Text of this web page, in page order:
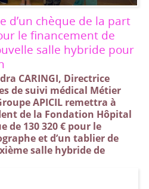
d’un chèque de la part
le financement de
salle hybride pour
CARINGI, Directrice
de suivi médical Métier
APICIL remettra à
de la Fondation Hôpital
de 130 320 € pour le
et d’un tablier de
salle hybride de